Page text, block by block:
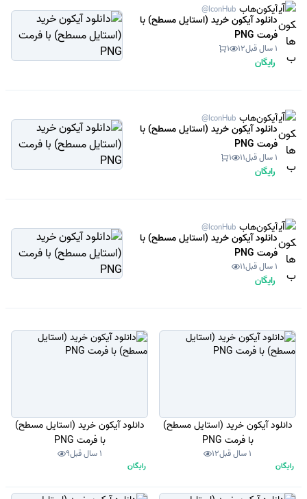
آیکون‌هاب @IconHub
دانلود آیکون خرید (استایل مسطح) با
فرمت PNG
1 سال قبل 12
1
رایگان
آیکون‌هاب @IconHub
دانلود آیکون خرید (استایل مسطح) با
فرمت PNG
1 سال قبل 11
1
رایگان
آیکون‌هاب @IconHub
دانلود آیکون خرید (استایل مسطح) با
فرمت PNG
1 سال قبل 11
رایگان
دانلود آیکون خرید (استایل مسطح)
با فرمت PNG
1 سال قبل 12
رایگان
دانلود آیکون خرید (استایل مسطح)
با فرمت PNG
1 سال قبل 9
رایگان